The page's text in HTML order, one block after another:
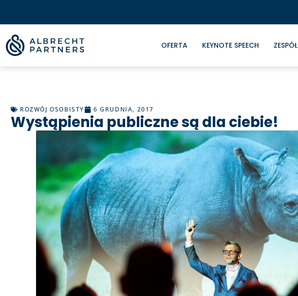
OFERTA KEYNOTE SPEECH ZESPÓŁ
ROZWÓJ OSOBISTY 6 GRUDNIA, 2017
Wystąpienia publiczne są dla ciebie!